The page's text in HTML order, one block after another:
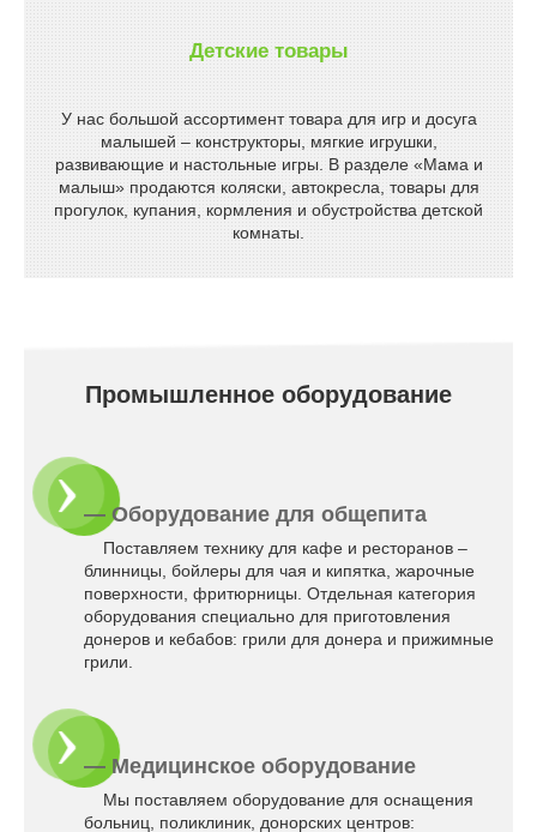
Детские товары
У нас большой ассортимент товара для игр и досуга
малышей – конструкторы, мягкие игрушки,
развивающие и настольные игры. В разделе «Мама и
малыш» продаются коляски, автокресла, товары для
прогулок, купания, кормления и обустройства детской
комнаты.
Промышленное оборудование
— Оборудование для общепита
Поставляем технику для кафе и ресторанов –
блинницы, бойлеры для чая и кипятка, жарочные
поверхности, фритюрницы. Отдельная категория
оборудования специально для приготовления
донеров и кебабов: грили для донера и прижимные
грили.
— Медицинское оборудование
Мы поставляем оборудование для оснащения
больниц, поликлиник, донорских центров: